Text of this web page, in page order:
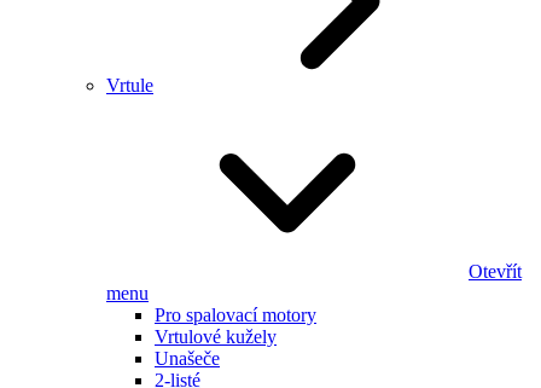
Vrtule
Otevřít
menu
Pro spalovací motory
Vrtulové kužely
Unašeče
2-listé